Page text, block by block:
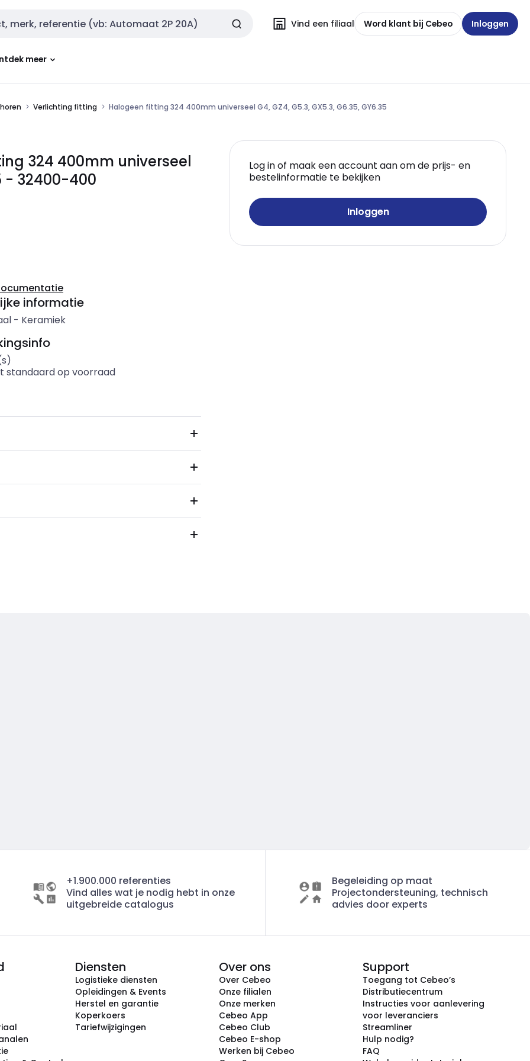
Vind een filiaal Word klant bij Cebeo Inloggen
meer
Verlichting fitting Halogeen fitting 324 400mm universeel G4, GZ4, G5.3, GX5.3, G6.35, GY6.35
324 400mm universeel
- 32400-400
Log in of maak een account aan om de prijs- en
bestelinformatie te bekijken
Inloggen
informatie
- Keramiek
standaard op voorraad
+1.900.000 referenties
Vind alles wat je nodig hebt in onze
uitgebreide catalogus
Begeleiding op maat
Projectondersteuning, technisch
advies door experts
Diensten
Logistieke diensten
Opleidingen & Events
Herstel en garantie
Koperkoers
Tariefwijzigingen
Over ons
Over Cebeo
Onze filialen
Onze merken
Cebeo App
Cebeo Club
Cebeo E-shop
Werken bij Cebeo
Support
Toegang tot Cebeo’s
Distributiecentrum
Instructies voor aanlevering
voor leveranciers
Streamliner
Hulp nodig?
FAQ